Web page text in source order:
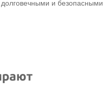
и безопасными.